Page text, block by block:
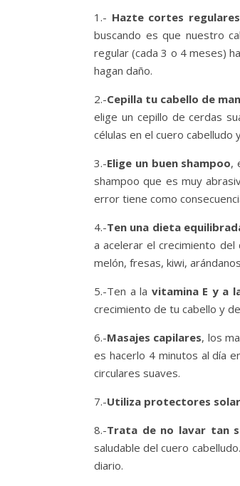
1.- Hazte cortes regulares
buscando es que nuestro
regular (cada 3 o 4 meses)
hagan daño.
2.-Cepilla tu cabello de
elige un cepillo de cerdas
células en el cuero
3.-Elige un buen shampoo,
shampoo que es muy
error tiene como
4.-Ten una dieta
a acelerar el crecimiento del
melón, fresas, kiwi,
5.-Ten a la vitamina E y a
crecimiento de tu cabello y
6.-Masajes capilares, los
es hacerlo 4 minutos al día
circulares suaves.
7.-Utiliza protectores
8.-Trata de no lavar tan
saludable del cuero
diario.